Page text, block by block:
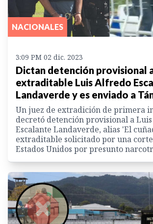
NACIONALES
3:09 PM 02 dic. 2023
Dictan detención provisional
extraditable Luis Alfredo
Landaverde y es enviado a
Un juez de extradición de primera
decretó detención provisional a
Escalante Landaverde, alias 'El
extraditable solicitado por una
Estados Unidos por presunto